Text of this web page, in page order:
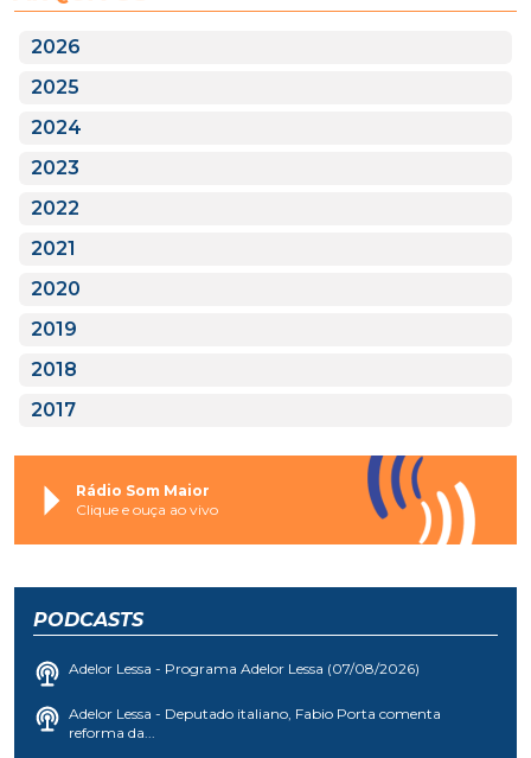
2026
2025
2024
2023
2022
2021
2020
2019
2018
2017
Rádio Som Maior
Clique e ouça ao vivo
PODCASTS
Adelor Lessa - Programa Adelor Lessa (07/08/2026)
Adelor Lessa - Deputado italiano, Fabio Porta comenta
reforma da...